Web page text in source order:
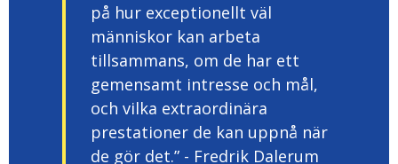
på hur exceptionellt väl
människor kan arbeta
tillsammans, om de har ett
gemensamt intresse och mål,
och vilka extraordinära
prestationer de kan uppnå när
de gör det.” - Fredrik Dalerum